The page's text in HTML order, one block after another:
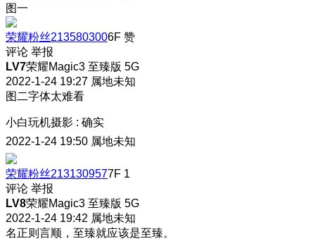
图一
荣耀粉丝2135803006F 赞
评论 举报
LV7荣耀Magic3 至臻版 5G
2022-1-24 19:27 属地未知
图二字体太难看
小白玩机摄影 : 确实
2022-1-24 19:50 属地未知
荣耀粉丝2131309577F 1
评论 举报
LV8荣耀Magic3 至臻版 5G
2022-1-24 19:42 属地未知
名正则言顺，至臻就应该是至臻。